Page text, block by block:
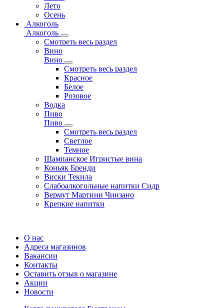
Лето
Осень
Алкоголь
Алкоголь
Смотреть весь раздел
Вино
Вино
Смотреть весь раздел
Красное
Белое
Розовое
Водка
Пиво
Пиво
Смотреть весь раздел
Cветлое
Темное
Шампанское Игристые вина
Коньяк Бренди
Виски Текила
Слабоалкогольные напитки Сидр
Вермут Мартини Чинзано
Крепкие напитки
О нас
Адреса магазинов
Вакансии
Контакты
Оставить отзыв о магазине
Акции
Новости